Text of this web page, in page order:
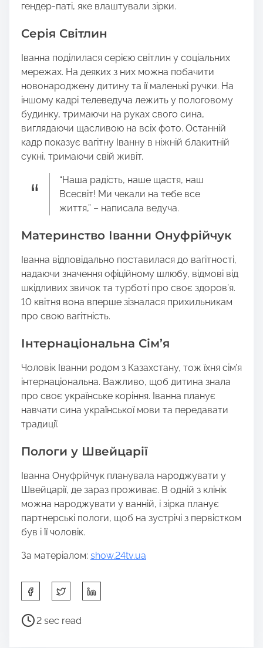
гендер-паті, яке влаштували зірки.
Серія Світлин
Іванна поділилася серією світлин у соціальних
мережах. На деяких з них можна побачити
новонароджену дитину та її маленькі ручки. На
іншому кадрі телеведуча лежить у пологовому
будинку, тримаючи на руках свого сина,
виглядаючи щасливою на всіх фото. Останній
кадр показує вагітну Іванну в ніжній блакитній
сукні, тримаючи свій живіт.
“Наша радість, наше щастя, наш
Всесвіт! Ми чекали на тебе все
життя,” – написала ведуча.
Материнство Іванни Онуфрійчук
Іванна відповідально поставилася до вагітності,
надаючи значення офіційному шлюбу, відмові від
шкідливих звичок та турботі про своє здоров’я.
10 квітня вона вперше зізналася прихильникам
про свою вагітність.
Інтернаціональна Сім’я
Чоловік Іванни родом з Казахстану, тож їхня сім’я
інтернаціональна. Важливо, щоб дитина знала
про своє українське коріння. Іванна планує
навчати сина української мови та передавати
традиції.
Пологи у Швейцарії
Іванна Онуфрійчук планувала народжувати у
Швейцарії, де зараз проживає. В одній з клінік
можна народжувати у ванній, і зірка планує
партнерські пологи, щоб на зустрічі з первістком
був і її чоловік.
За матеріалом: show.24tv.ua
h
a
P
o
2 sec read